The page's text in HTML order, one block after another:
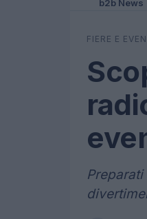
b2b News
FIERE E